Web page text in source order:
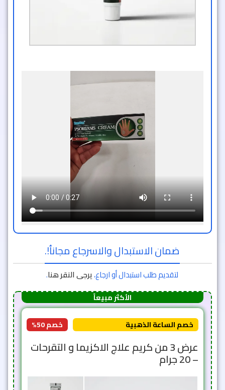
ضمان الاستبدال والاسرجاع مجاناُ!.
لتقديم طلب استبدال أو ارجاع،يرجى النقر هنا.
الأكثر مبيعاً
خصم الساعة الذهبية خصم 50%
عرض 3 من كريم علاج الاكزيما و التقرحات
– 20 جرام